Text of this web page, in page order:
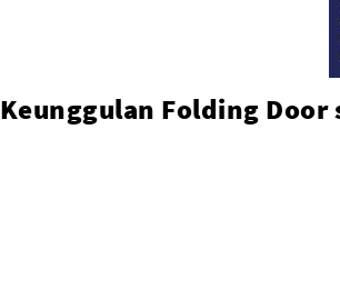
Keunggulan Folding Door